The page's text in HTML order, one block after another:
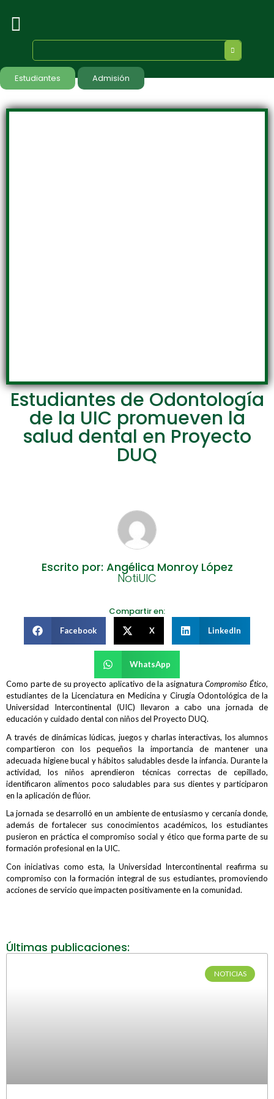
Estudiantes Admisión
Estudiantes de Odontología
de la UIC promueven la
salud dental en Proyecto
DUQ
Escrito por: Angélica Monroy López
NotiUIC
Compartir en:
Facebook X LinkedIn
WhatsApp
Como parte de su proyecto aplicativo de la asignaturaCompromiso Ético,
estudiantes de la Licenciatura en Medicina y Cirugía Odontológica de la
Universidad Intercontinental (UIC) llevaron a cabo una jornada de
educación y cuidado dental con niños del Proyecto DUQ.
A través de dinámicas lúdicas, juegos y charlas interactivas, los alumnos
compartieron con los pequeños la importancia de mantener una
adecuada higiene bucal y hábitos saludables desde la infancia. Durante la
actividad, los niños aprendieron técnicas correctas de cepillado,
identificaron alimentos poco saludables para sus dientes y participaron
en la aplicación de flúor.
La jornada se desarrolló en un ambiente de entusiasmo y cercanía donde,
además de fortalecer sus conocimientos académicos, los estudiantes
pusieron en práctica el compromiso social y ético que forma parte de su
formación profesional en la UIC.
Con iniciativas como esta, la Universidad Intercontinental reafirma su
compromiso con la formación integral de sus estudiantes, promoviendo
acciones de servicio que impacten positivamente en la comunidad.
Últimas publicaciones:
NOTICIAS